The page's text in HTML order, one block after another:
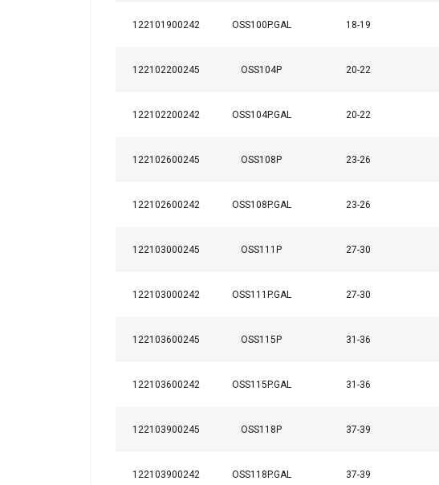
122101900242 OSS100P.GAL 18-19
122102200245 OSS104P 20-22
122102200242 OSS104P.GAL 20-22
122102600245 OSS108P 23-26
122102600242 OSS108P.GAL 23-26
122103000245 OSS111P 27-30
122103000242 OSS111P.GAL 27-30
122103600245 OSS115P 31-36
122103600242 OSS115P.GAL 31-36
122103900245 OSS118P 37-39
122103900242 OSS118P.GAL 37-39